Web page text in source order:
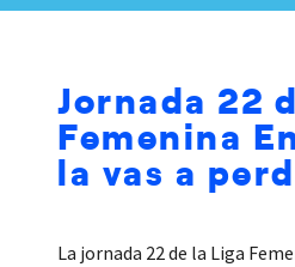
Jornada 22
Femenina
la vas a
La jornada 22 de la Liga